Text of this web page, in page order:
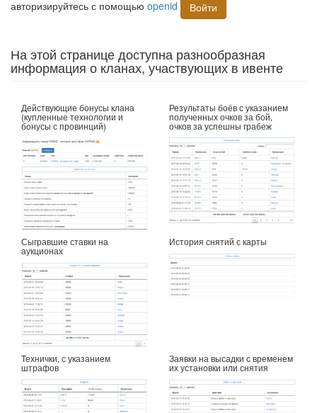
авторизируйтесь с помощью openid Войти
На этой странице доступна разнообразная
информация о кланах, участвующих в ивенте
Действующие бонусы клана
(купленные технологии и
бонусы с провинций)
Результаты боёв с указанием
полученных очков за бой,
очков за успешны грабеж
Сыгравшие ставки на
аукционах
История снятий с карты
Технички, с указанием
штрафов
Заявки на высадки с временем
их установки или снятия